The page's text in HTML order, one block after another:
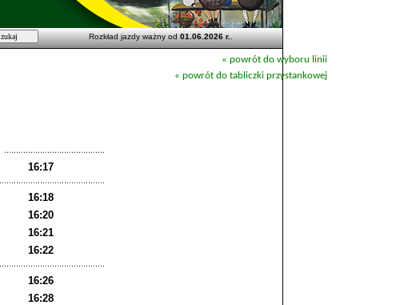
Rozkład jazdy ważny od01.06.2026 r..
« powrót do wyboru linii
« powrót do tabliczki przystankowej
16:17
16:18
16:20
16:21
16:22
16:26
16:28